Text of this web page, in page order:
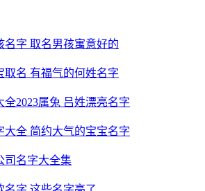
名字 取名男孩寓意好的
取名 有福气的何姓名字
全2023属兔 吕姓漂亮名字
大全 简约大气的宝宝名字
司名字大全集